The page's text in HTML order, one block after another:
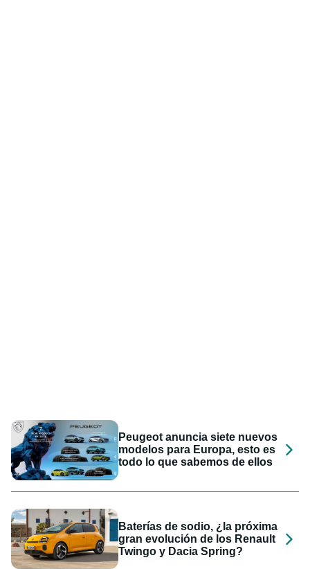
Peugeot anuncia siete nuevos
modelos para Europa, esto es
todo lo que sabemos de ellos
Baterías de sodio, ¿la próxima
gran evolución de los Renault
Twingo y Dacia Spring?